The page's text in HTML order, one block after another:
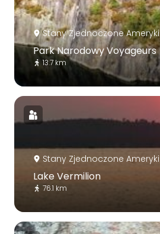
Stany Zjednoczone Ameryki
Park Narodowy Voyageurs
13.7 km
Stany Zjednoczone Ameryki
Lake Vermilion
76.1 km